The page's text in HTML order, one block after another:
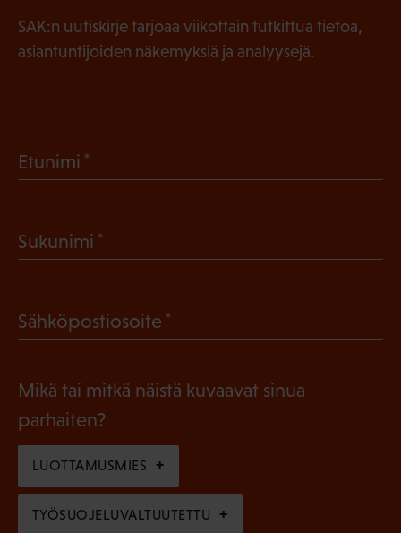
SAK:n uutiskirje tarjoaa viikottain tutkittua tietoa,
asiantuntijoiden näkemyksiä ja analyysejä.
Etunimi
l
n
e
)
Sukunimi
k
l
i
n
e
Sähköpostiosoite
l
i
Mikä tai mitkä näistä kuvaavat sinua
parhaiten?
LUOTTAMUSMIES
TYÖSUOJELUVALTUUTETTU